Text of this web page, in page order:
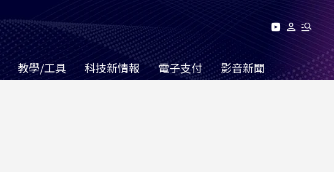
教學/工具 科技新情報 電子支付 影音新聞